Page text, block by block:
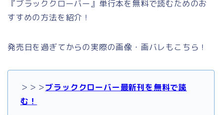
『ブラッククローバー』単行本を無料で読むためのお
すすめの方法を紹介！
発売日を過ぎてからの実際の画像・画バレもこちら！
＞＞＞ブラッククローバー最新刊を無料で読
む！